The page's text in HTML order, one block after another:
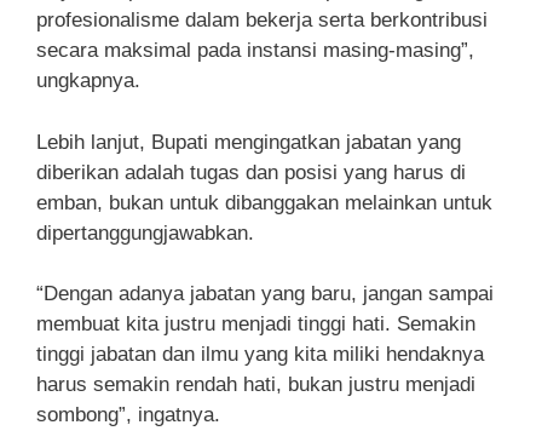
profesionalisme dalam bekerja serta berkontribusi
secara maksimal pada instansi masing-masing”,
ungkapnya.
Lebih lanjut, Bupati mengingatkan jabatan yang
diberikan adalah tugas dan posisi yang harus di
emban, bukan untuk dibanggakan melainkan untuk
dipertanggungjawabkan.
“Dengan adanya jabatan yang baru, jangan sampai
membuat kita justru menjadi tinggi hati. Semakin
tinggi jabatan dan ilmu yang kita miliki hendaknya
harus semakin rendah hati, bukan justru menjadi
sombong”, ingatnya.